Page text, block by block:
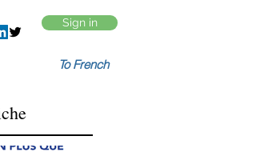
Sign in
To French